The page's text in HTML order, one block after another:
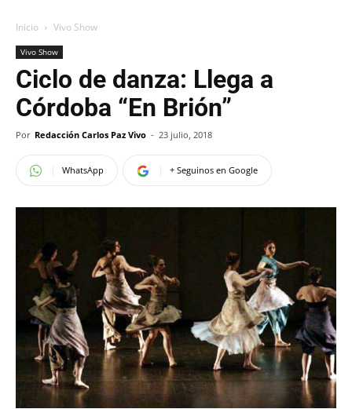
Inicio Vivo Show
Vivo Show
Ciclo de danza: Llega a
Córdoba “En Brión”
Por Redacción Carlos Paz Vivo - 23 julio, 2018
WhatsApp + Seguinos en Google